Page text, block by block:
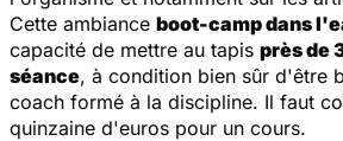
Cette ambiance boot-camp dans
capacité de mettre au tapis près de
séance, à condition bien sûr d'être
coach formé à la discipline. Il faut
quinzaine d'euros pour un cours.